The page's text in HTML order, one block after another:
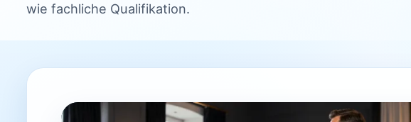
wie fachliche Qualifikation.